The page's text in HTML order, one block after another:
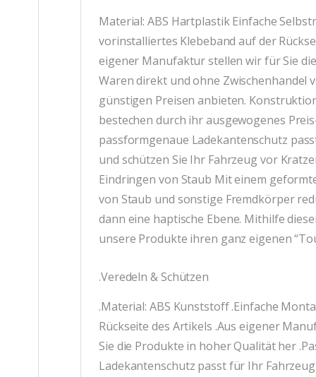
Material: ABS Hartplastik Einfache
vorinstalliertes Klebeband auf der
eigener Manufaktur stellen wir für Sie
Waren direkt und ohne
günstigen Preisen anbieten.
bestechen durch ihr ausgewogenes
passformgenaue Ladekantenschutz
und schützen Sie Ihr Fahrzeug vor
Eindringen von Staub Mit einem
von Staub und sonstige Fremdkörper
dann eine haptische Ebene. Mithilfe
unsere Produkte ihren ganz eigenen
.Veredeln & Schützen
.Material: ABS Kunststoff .Einfache
Rückseite des Artikels .Aus eigener
Sie die Produkte in hoher Qualität her
Ladekantenschutz passt für Ihr